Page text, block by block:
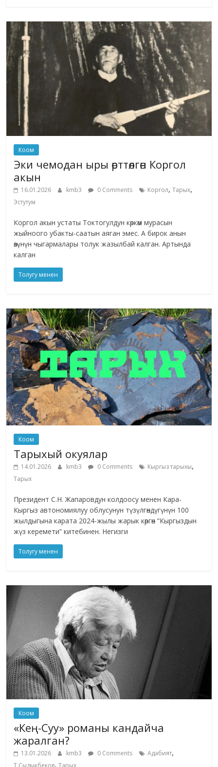
Коом
Эки чемодан ыры өрттөлгөн Коргол
акын
16.01.2026 kmb3 0 Comments Коргол,Тарых,
Эстутум
Коргол акын устаты Токтогулдун көркөм мурасын
жыйноого убакты-саатын аяган эмес. А бирок анын
өзүнүн чыгармалары толук жазылбай калган. Артында
калган
Толугу менен
Коом
Тарыхый окуялар
14.01.2026 kmb3 0 Comments Кыргыз тарыхы,
Тарых
Президент С.Н. Жапаровдун колдоосу менен Кара-
Кыргыз автономиялуу облусунун түзүлгөндүгүнүн 100
жылдыгына карата 2024-жылы жарык көргөн “Кыргыздын
жүз керемети” китебинен. Негизги
Толугу менен
Коом
«Кең-Суу» романы кандайча
жаралган?
13.01.2026 kmb3 0 Comments Адабият,
Т.Сыдыкбеков,Тарых